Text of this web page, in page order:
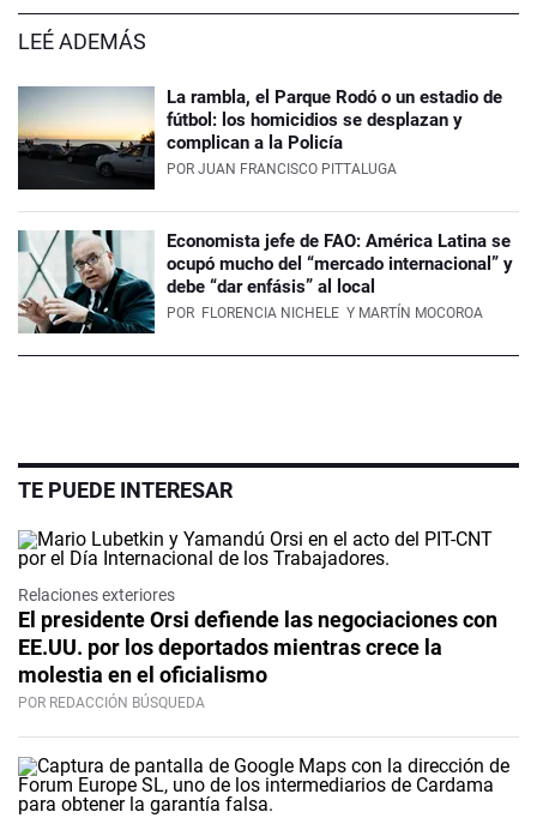
LEÉ ADEMÁS
La rambla, el Parque Rodó o un estadio de
fútbol: los homicidios se desplazan y
complican a la Policía
POR JUAN FRANCISCO PITTALUGA
Economista jefe de FAO: América Latina se
ocupó mucho del “mercado internacional” y
debe “dar enfásis” al local
POR FLORENCIA NICHELE Y MARTÍN MOCOROA
TE PUEDE INTERESAR
Relaciones exteriores
El presidente Orsi defiende las negociaciones con
EE.UU. por los deportados mientras crece la
molestia en el oficialismo
POR REDACCIÓN BÚSQUEDA